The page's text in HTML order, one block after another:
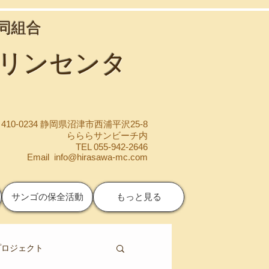
組合
ンセンタ
0234 静岡県沼津市西浦平沢25-8
らららサンビーチ内
TEL 055-942-2646
Email info@hirasawa-mc.com
サンゴの保全活動 もっと見る
ジェクト